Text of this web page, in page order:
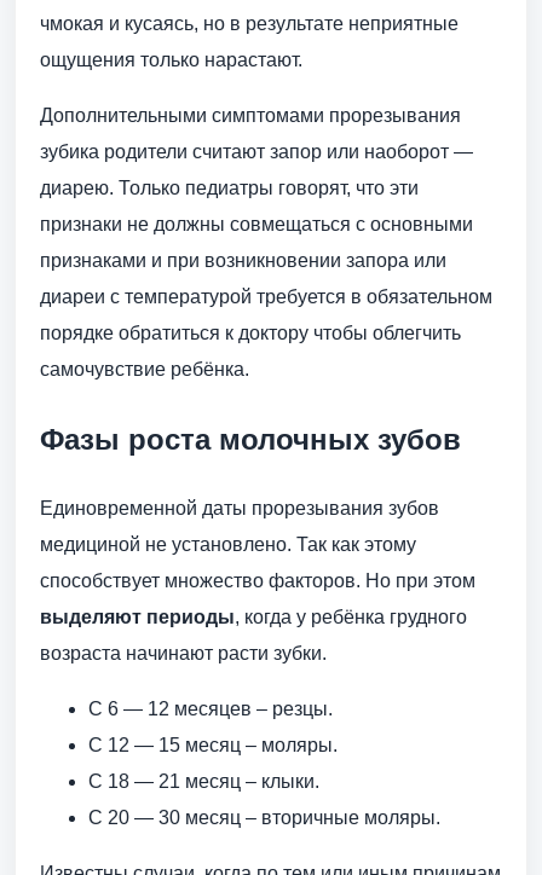
чмокая и кусаясь, но в результате неприятные
ощущения только нарастают.
Дополнительными симптомами прорезывания
зубика родители считают запор или наоборот —
диарею. Только педиатры говорят, что эти
признаки не должны совмещаться с основными
признаками и при возникновении запора или
диареи с температурой требуется в обязательном
порядке обратиться к доктору чтобы облегчить
самочувствие ребёнка.
Фазы роста молочных зубов
Единовременной даты прорезывания зубов
медициной не установлено. Так как этому
способствует множество факторов. Но при этом
выделяют периоды, когда у ребёнка грудного
возраста начинают расти зубки.
С 6 — 12 месяцев – резцы.
С 12 — 15 месяц – моляры.
С 18 — 21 месяц – клыки.
С 20 — 30 месяц – вторичные моляры.